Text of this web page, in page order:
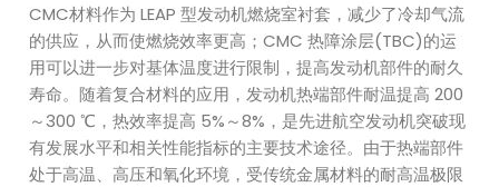
CMC材料作为 LEAP 型发动机燃烧室衬套，减少了冷却气流
的供应，从而使燃烧效率更高；CMC 热障涂层(TBC)的运
用可以进一步对基体温度进行限制，提高发动机部件的耐久
寿命。随着复合材料的应用，发动机热端部件耐温提高 200
～300 ℃，热效率提高 5%～8%，是先进航空发动机突破现
有发展水平和相关性能指标的主要技术途径。由于热端部件
处于高温、高压和氧化环境，受传统金属材料的耐高温极限